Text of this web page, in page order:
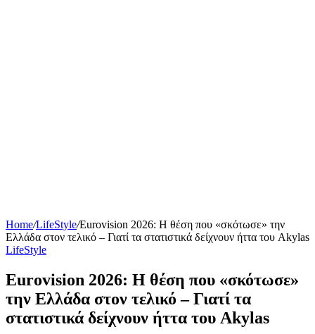
Home/LifeStyle/Eurovision 2026: Η θέση που «σκότωσε» την
Ελλάδα στον τελικό – Γιατί τα στατιστικά δείχνουν ήττα του Akylas
LifeStyle
Eurovision 2026: Η θέση που «σκότωσε»
την Ελλάδα στον τελικό – Γιατί τα
στατιστικά δείχνουν ήττα του Akylas